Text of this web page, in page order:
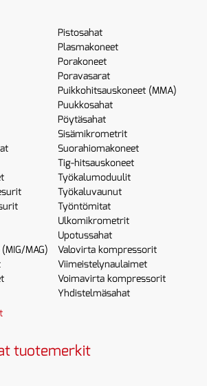
MAG)
Pistosahat
Plasmakoneet
Porakoneet
Poravasarat
Puikkohitsauskoneet (MMA)
Puukkosahat
Pöytäsahat
Sisämikrometrit
Suorahiomakoneet
Tig-hitsauskoneet
Työkalumoduulit
Työkaluvaunut
Työntömitat
Ulkomikrometrit
Upotussahat
Valovirta kompressorit
Viimeistelynaulaimet
Voimavirta kompressorit
Yhdistelmäsahat
tuotemerkit